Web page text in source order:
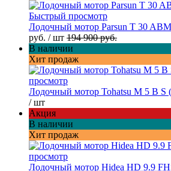
Быстрый просмотр
Лодочный мотор Parsun T 30
руб. / шт 194 900 руб.
В наличии
Хит продаж
просмотр
Лодочный мотор Tohatsu M 5 B S
/ шт
Акция
В наличии
Хит продаж
просмотр
Лодочный мотор Hidea HD 9.9